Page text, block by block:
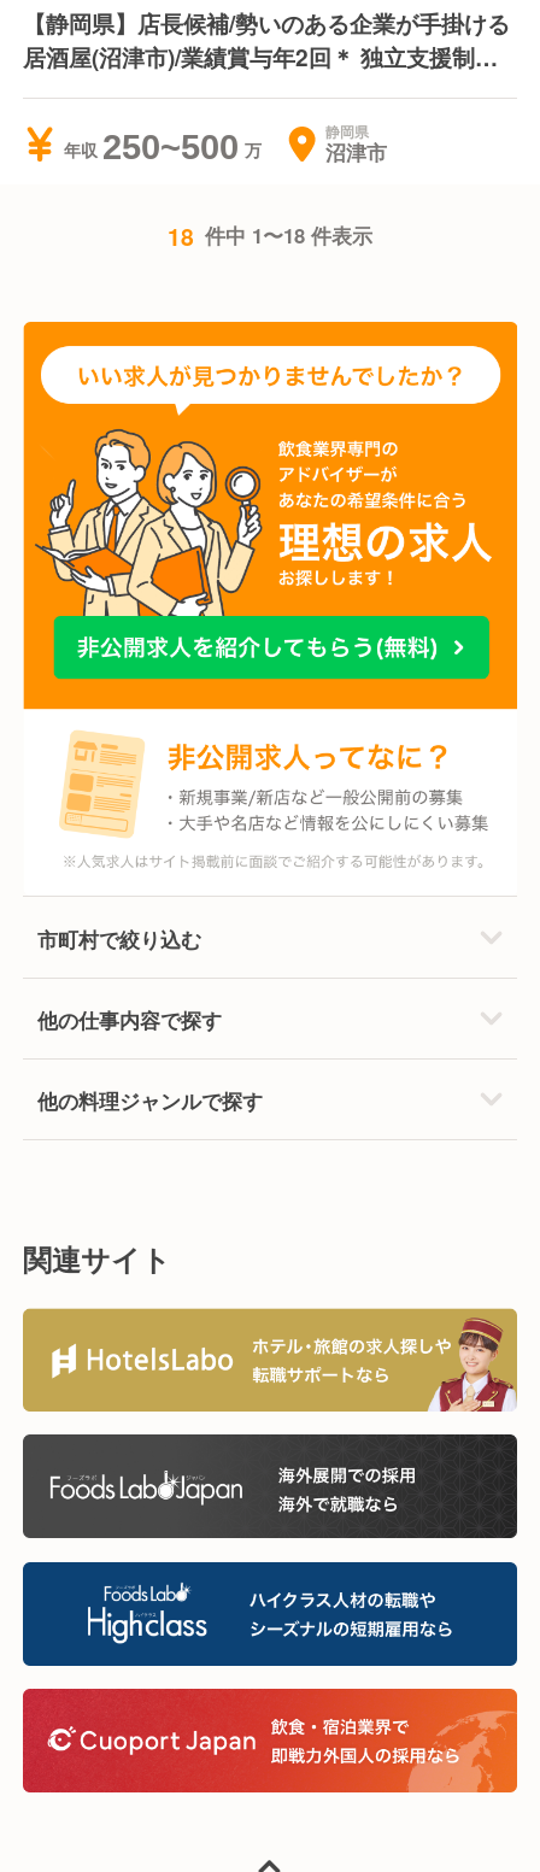
【静岡県】店長候補/勢いのある企業が手掛ける
居酒屋(沼津市)/業績賞与年2回＊ 独立支援制度
あり＊ディナー営業のみ
年収 250~500 静岡県
沼津市
18 件中 1〜18 件表示
市町村で絞り込む
他の仕事内容で探す
他の料理ジャンルで探す
関連サイト